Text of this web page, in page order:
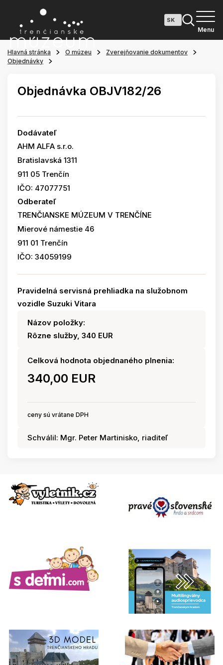
Menu
Hlavná stránka O múzeu
Zverejňovanie dokumentov
Objednávky
Objednávka OBJV182/26
Dodávateľ
AHM ALFA s.r.o.
Bratislavská 1311
911 05 Trenčín
IČO: 47077751
Odberateľ
TRENČIANSKE MÚZEUM V TRENČÍNE
Mierové námestie 46
911 01 Trenčín
IČO: 34059199
Pravidelná servisná prehliadka na služobnom
vozidle Suzuki Vitara
Názov položky:
Rôzne služby, 340 EUR
Celková hodnota objednaného plnenia:
340,00 EUR
ceny sú vrátane DPH
Schválil: Mgr. Peter Martinisko, riaditeľ